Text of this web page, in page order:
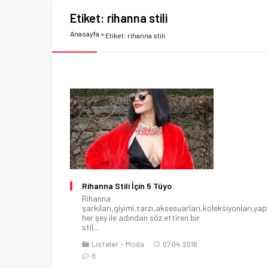
Etiket: rihanna stili
Anasayfa » Etiket: rihanna stili
Rihanna Stili İçin 5 Tüyo
Rihanna
her şey ile adından söz ettiren bir
stil...
Listeler Moda
07.04.2016
0